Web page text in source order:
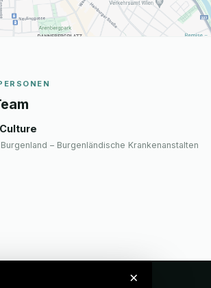
– Burgenländische Krankenanstalten
×